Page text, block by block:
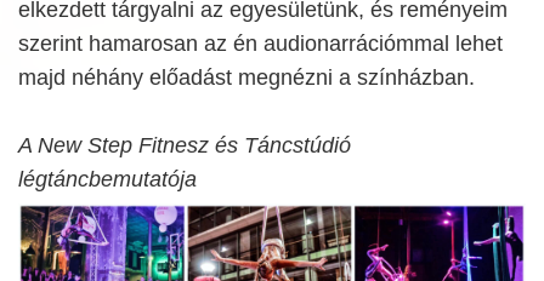
elkezdett tárgyalni az egyesületünk, és reményeim
szerint hamarosan az én audionarrációmmal lehet
majd néhány előadást megnézni a színházban.
A New Step Fitnesz és Táncstúdió
légtáncbemutatója